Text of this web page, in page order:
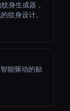
身生成器，
纹身设计。
能驱动的贴